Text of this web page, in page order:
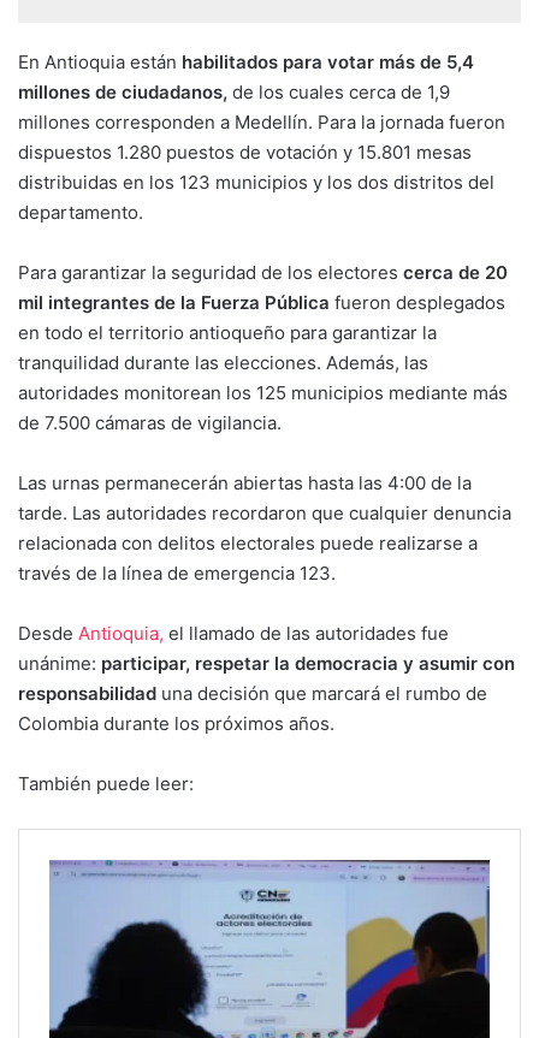
En Antioquia están habilitados para votar más de 5,4
millones de ciudadanos, de los cuales cerca de 1,9
millones corresponden a Medellín. Para la jornada fueron
dispuestos 1.280 puestos de votación y 15.801 mesas
distribuidas en los 123 municipios y los dos distritos del
departamento.
Para garantizar la seguridad de los electores cerca de 20
mil integrantes de la Fuerza Pública fueron desplegados
en todo el territorio antioqueño para garantizar la
tranquilidad durante las elecciones. Además, las
autoridades monitorean los 125 municipios mediante más
de 7.500 cámaras de vigilancia.
Las urnas permanecerán abiertas hasta las 4:00 de la
tarde. Las autoridades recordaron que cualquier denuncia
relacionada con delitos electorales puede realizarse a
través de la línea de emergencia 123.
Desde Antioquia, el llamado de las autoridades fue
unánime: participar, respetar la democracia y asumir con
responsabilidad una decisión que marcará el rumbo de
Colombia durante los próximos años.
También puede leer: